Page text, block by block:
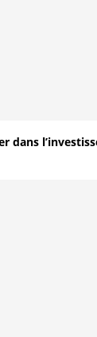
dans